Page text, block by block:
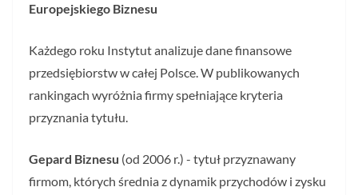
Europejskiego Biznesu
Każdego roku Instytut analizuje dane finansowe
przedsiębiorstw w całej Polsce. W publikowanych
rankingach wyróżnia firmy spełniające kryteria
przyznania tytułu.
Gepard Biznesu (od 2006 r.) - tytuł przyznawany
firmom, których średnia z dynamik przychodów i zysku